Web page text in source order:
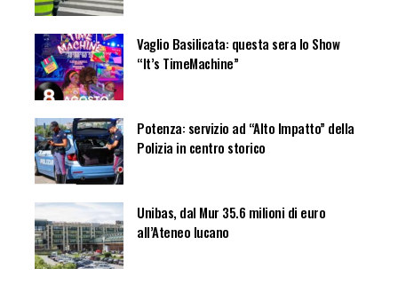
Vaglio Basilicata: questa sera lo Show
“It’s TimeMachine”
Potenza: servizio ad “Alto Impatto” della
Polizia in centro storico
Unibas, dal Mur 35.6 milioni di euro
all’Ateneo lucano